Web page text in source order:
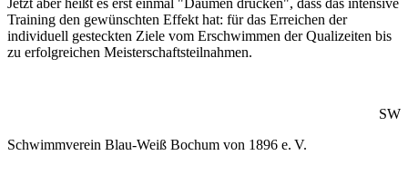
Jetzt aber heißt es erst einmal "Daumen drücken", dass das intensive
Training den gewünschten Effekt hat: für das Erreichen der
individuell gesteckten Ziele vom Erschwimmen der Qualizeiten bis
zu erfolgreichen Meisterschaftsteilnahmen.
SW
Schwimmverein Blau-Weiß Bochum von 1896 e. V.